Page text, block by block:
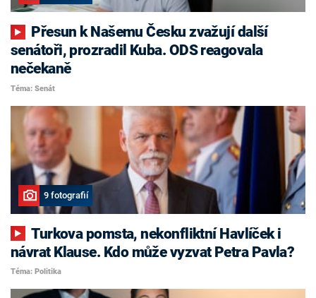
senátoři, prozradil Kuba. ODS reagovala
nečekaně
Téma: Senát
9 fotografií
Turkova pomsta, nekonfliktní Havlíček i
návrat Klause. Kdo může vyzvat Petra Pavla?
Téma: Politika